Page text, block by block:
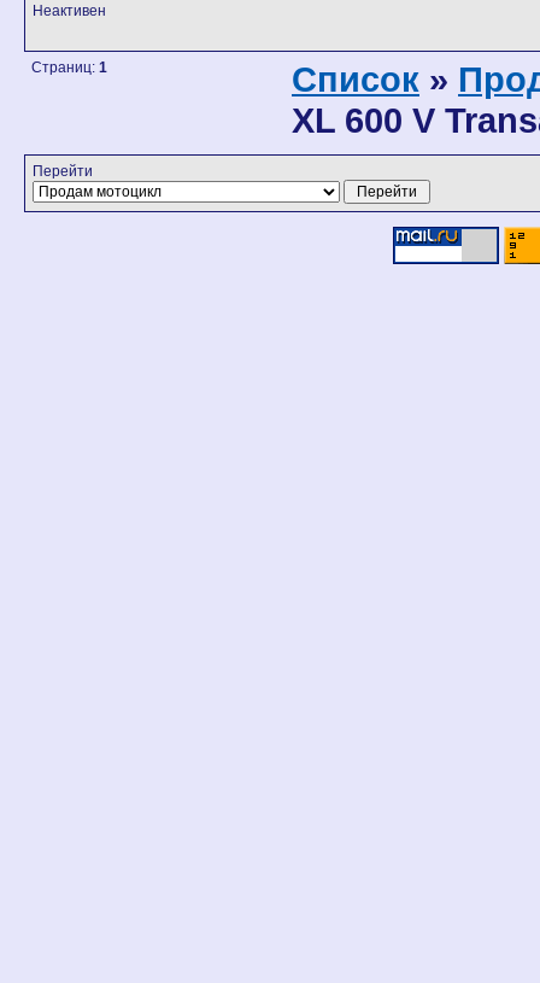
Неактивен
Страниц: 1 Список »
XL 600 V
Перейти